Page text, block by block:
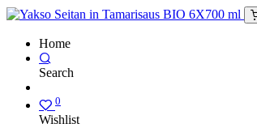
Home
Search
0
Wishlist